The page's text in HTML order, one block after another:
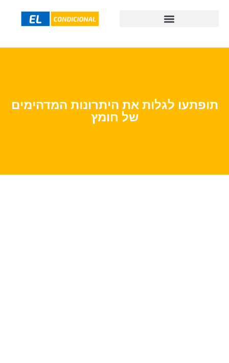
תופתעו לגלות את היתרונות המדהימים
של חומץ